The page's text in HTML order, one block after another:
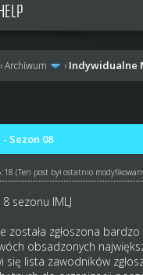
›Archiwum › Indywidualne
Sezon 08
(Ten post był ostatnio
sezonu IMLJ
została zgłoszona
obsadzonych
się lista zawodników